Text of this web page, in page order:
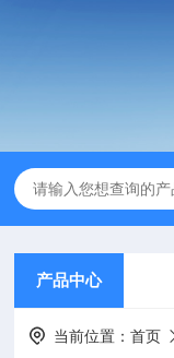
产品中心
当前位置：首页